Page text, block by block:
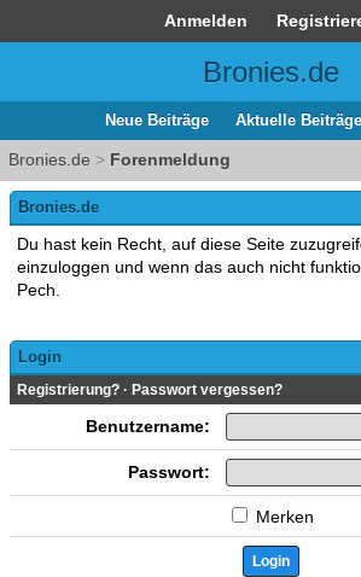
Anmelden
Bronies.de
Neue Beiträge Aktuelle Beiträge
Bronies.de > Forenmeldung
Bronies.de
Du hast kein Recht, auf diese Seite
einzuloggen und wenn das auch nicht
Pech.
Login
Registrierung? · Passwort vergessen?
Benutzername:
Passwort:
Merken